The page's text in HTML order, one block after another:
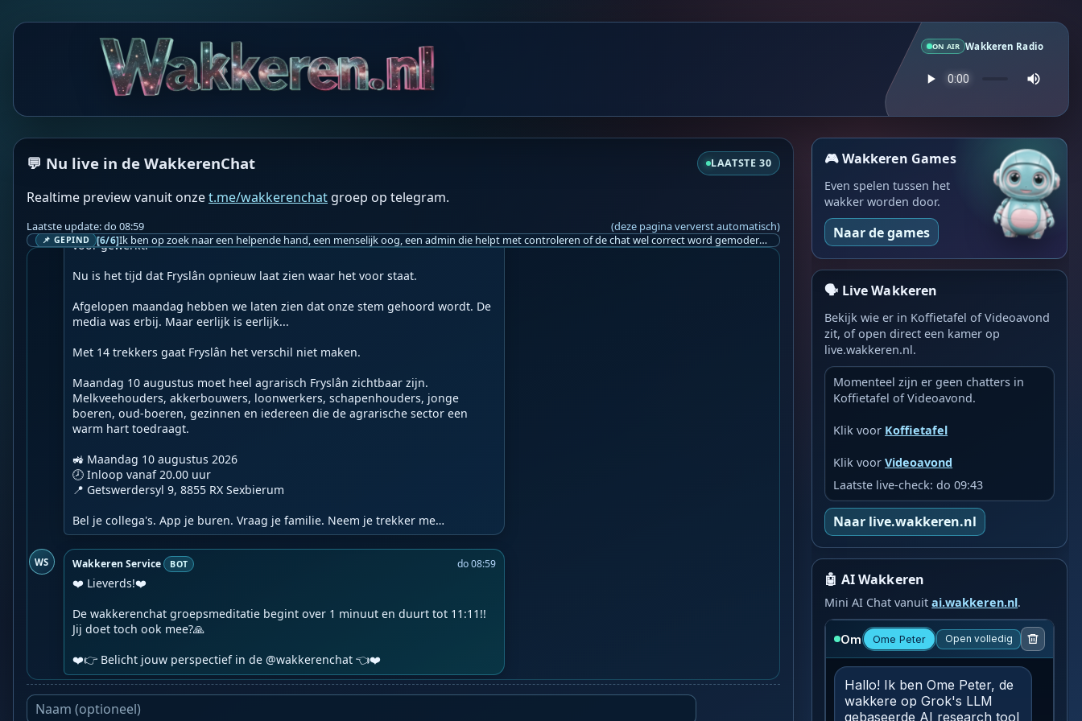
ON AIR Wakkeren Radio
💬 Nu live in de WakkerenChat LAATSTE 30
Realtime preview vanuit onzet.me/wakkerenchat groep op telegram.
Laatste update: do 08:59 (deze pagina ververst automatisch)
📌 GEPIND [6/6] Ik ben op zoek naar een helpende hand, een menselijk oog, een admin die helpt met controleren of de chat wel correct word gemodereerd word door NoMoSpam. 98% gaat automatisch goed, toch ik dit nooit helemaal loslaten en moet er altijd een mens mee blijven opletten bij elke beslissing die gemaakt word. Waar bestaan de werkzaamheden uit? Mee kijken in admin log kanaal naar alle drugs/porno/scams die voorbij komen en in het geval van een randgevalletje, ingrijpen en b.v. een verwijderd maar wel toegestaan bericht terug plaatsen met een druk op de knop. tsja zo banaal en simpel is het gesteld.. Word je hier blij van? Nee. Strookt het je ego? Nee. Word je er beter van? Nee. Kost het veel tijd? Totaal niet, consistentie en regelmaat is belangrijker dan 'er even voor kunnen gaan zitten'.. het werk is in een paar seconden gepiept.. je checkt puur of AI de juiste beslissing heeft gemaakt.. …
Wakkeren Service BOT do 08:55
Barracuda Mom
BM Barracuda Mom do 08:56
⏳ NOG 5 DAGEN... ⏳
FRYSLÂN... NO IS IT OAN ÚS!
De agrarische sector is de ruggengraat van Fryslân. Generaties lang hebben
Dat hebben we nooit cadeau gekregen. Daar hebben we iedere dag keihard
voor gewerkt.
Nu is het tijd dat Fryslân opnieuw laat zien waar het voor staat.
Afgelopen maandag hebben we laten zien dat onze stem gehoord wordt. De
media was erbij. Maar eerlijk is eerlijk...
Met 14 trekkers gaat Fryslân het verschil niet maken.
Maandag 10 augustus moet heel agrarisch Fryslân zichtbaar zijn.
Melkveehouders, akkerbouwers, loonwerkers, schapenhouders, jonge
boeren, oud-boeren, gezinnen en iedereen die de agrarische sector een
warm hart toedraagt.
🚜 Maandag 10 augustus 2026
🕗 Inloop vanaf 20.00 uur
📍 Getswerdersyl 9, 8855 RX Sexbierum
Bel je collega's. App je buren. Vraag je familie. Neem je trekker me…
WS Wakkeren Service BOT do 08:59
❤️ Lieverds!❤️
De wakkerenchat groepsmeditatie begint over 1 minuut en duurt tot 11:11!!
Jij doet toch ook mee?🙏
❤️👉 Belicht jouw perspectief in de @wakkerenchat 👈❤️️
🎮 Wakkeren Games
Even spelen tussen het
wakker worden door.
Naar de games
🗣️ Live Wakkeren
Bekijk wie er in Koffietafel of Videoavond
zit, of open direct een kamer op
live.wakkeren.nl.
Momenteel zijn er geen chatters in
Koffietafel of Videoavond.
Klik voor Koffietafel
Klik voorVideoavond
Laatste live-check: do 09:43
Naar live.wakkeren.nl
🤖 AI Wakkeren
Mini AI Chat vanuitai.wakkeren.nl.